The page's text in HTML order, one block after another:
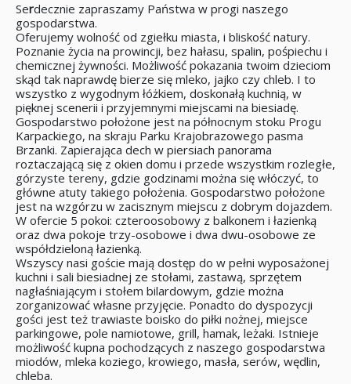
Serdecznie zapraszamy Państwa w progi naszego
gospodarstwa.
Oferujemy wolność od zgiełku miasta, i bliskość natury.
Poznanie życia na prowincji, bez hałasu, spalin, pośpiechu i
chemicznej żywności. Możliwość pokazania twoim dzieciom
skąd tak naprawdę bierze się mleko, jajko czy chleb. I to
wszystko z wygodnym łóżkiem, doskonałą kuchnią, w
pięknej scenerii i przyjemnymi miejscami na biesiadę.
Gospodarstwo położone jest na północnym stoku Progu
Karpackiego, na skraju Parku Krajobrazowego pasma
Brzanki. Zapierająca dech w piersiach panorama
roztaczającą się z okien domu i przede wszystkim rozległe,
górzyste tereny, gdzie godzinami można się włóczyć, to
główne atuty takiego położenia. Gospodarstwo położone
jest na wzgórzu w zacisznym miejscu z dobrym dojazdem.
W ofercie 5 pokoi: czteroosobowy z balkonem i łazienką
oraz dwa pokoje trzy-osobowe i dwa dwu-osobowe ze
współdzieloną łazienką.
Wszyscy nasi goście mają dostęp do w pełni wyposażonej
kuchni i sali biesiadnej ze stołami, zastawą, sprzętem
nagłaśniającym i stołem bilardowym, gdzie można
zorganizować własne przyjęcie. Ponadto do dyspozycji
gości jest też trawiaste boisko do piłki nożnej, miejsce
parkingowe, pole namiotowe, grill, hamak, leżaki. Istnieje
możliwość kupna pochodzących z naszego gospodarstwa
miodów, mleka koziego, krowiego, masła, serów, wędlin,
chleba.